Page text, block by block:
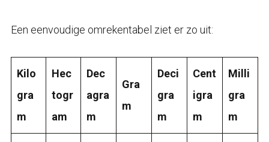
Een eenvoudige omrekentabel ziet er zo uit:
Kilo
gra
m
Hec
togr
am
Dec
agra
m
Gra
m
Deci
gra
m
Cent
igra
m
Milli
gra
m